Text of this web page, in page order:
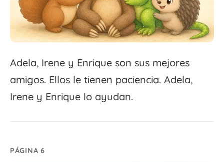
Adela, Irene y Enrique son sus mejores
amigos. Ellos le tienen paciencia. Adela,
Irene y Enrique lo ayudan.
PÁGINA 6